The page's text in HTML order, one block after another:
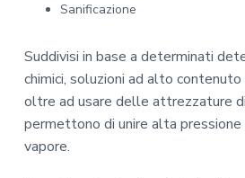
Sanificazione
Suddivisi in base a determinati
chimici, soluzioni ad alto
oltre ad usare delle attrezzature
permettono di unire alta pressione
vapore.